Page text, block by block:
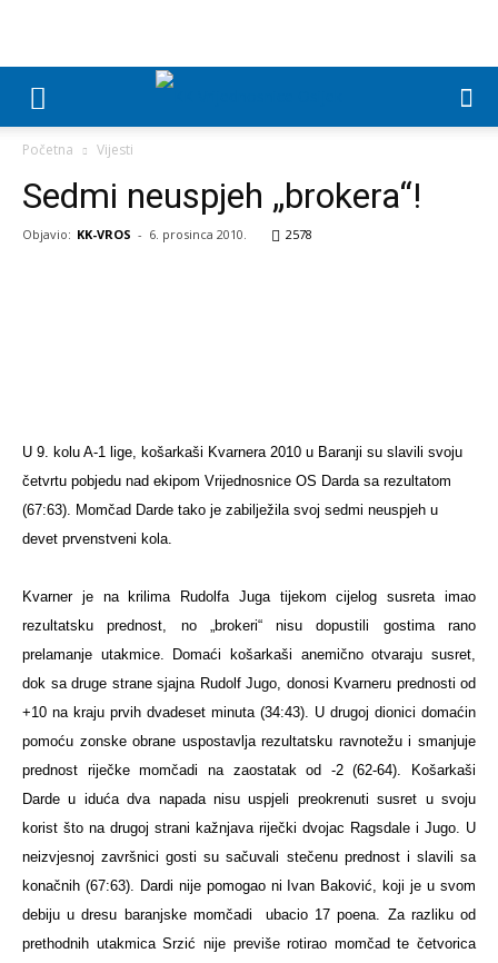
Početna Vijesti
Sedmi neuspjeh „brokera“!
Objavio: KK-VROS - 6. prosinca 2010. 2578
U 9. kolu A-1 lige, košarkaši Kvarnera 2010 u Baranji su slavili svoju
četvrtu pobjedu nad ekipom Vrijednosnice OS Darda sa rezultatom
(67:63). Momčad Darde tako je zabilježila svoj sedmi neuspjeh u
devet prvenstveni kola.
Kvarner je na krilima Rudolfa Juga tijekom cijelog susreta imao
rezultatsku prednost, no „brokeri“ nisu dopustili gostima rano
prelamanje utakmice. Domaći košarkaši anemično otvaraju susret,
dok sa druge strane sjajna Rudolf Jugo, donosi Kvarneru prednosti od
+10 na kraju prvih dvadeset minuta (34:43). U drugoj dionici domaćin
pomoću zonske obrane uspostavlja rezultatsku ravnotežu i smanjuje
prednost riječke momčadi na zaostatak od -2 (62-64). Košarkaši
Darde u iduća dva napada nisu uspjeli preokrenuti susret u svoju
korist što na drugoj strani kažnjava riječki dvojac Ragsdale i Jugo. U
neizvjesnoj završnici gosti su sačuvali stečenu prednost i slavili sa
konačnih (67:63). Dardi nije pomogao ni Ivan Baković, koji je u svom
debiju u dresu baranjske momčadi
ubacio 17 poena. Za razliku od
prethodnih utakmica Srzić nije previše rotirao momčad te četvorica